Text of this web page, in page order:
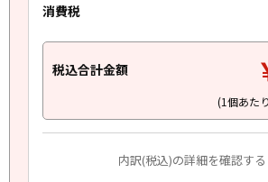
消費税
税込合計金額
(1個あた
内訳(税込)の詳細を確認する